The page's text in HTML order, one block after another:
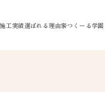
施工実績選ばれる理由家つくーる学園